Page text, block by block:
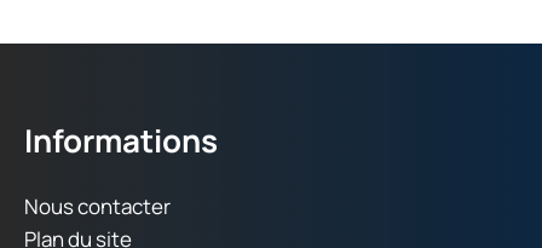
Informations
Nous contacter
Plan du site